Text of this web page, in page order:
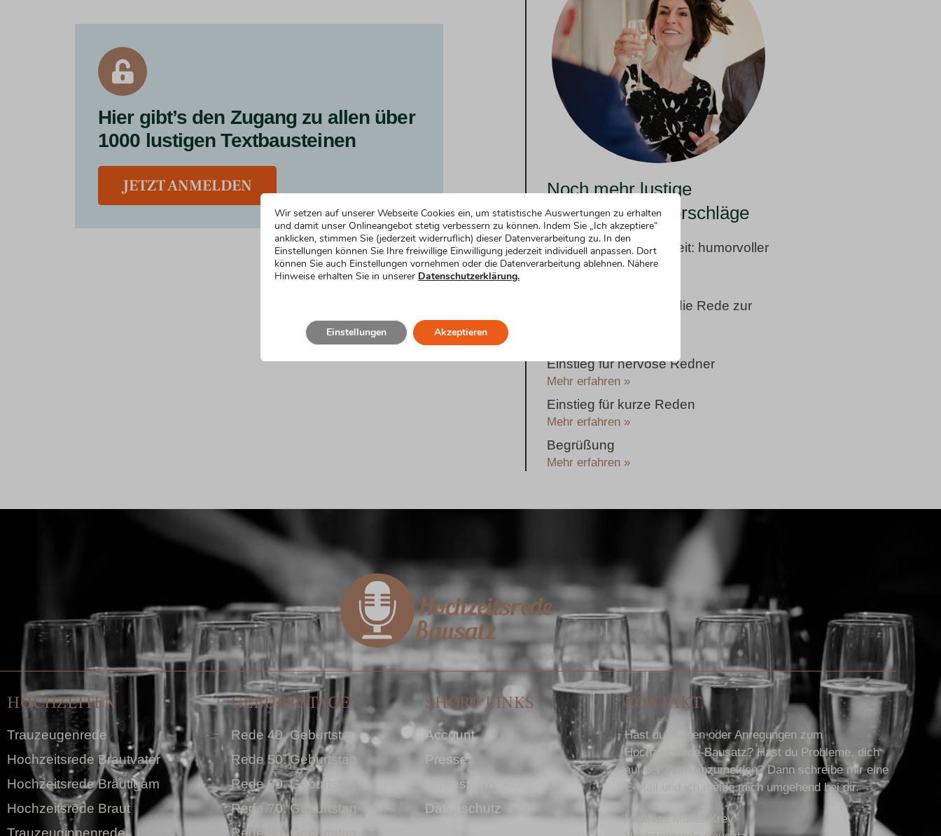
Hier gibt’s den Zugang zu allen über
1000 lustigen Textbausteinen
JETZT ANMELDEN
Noch mehr lustige
Formulierungsvorschläge
Rede zur Silberhochzeit: humorvoller
Einstieg
Festlicher Einstieg in die Rede zur
Einstieg für nervöse Redner
Mehr erfahren »
Einstieg für kurze Reden
Mehr erfahren »
Begrüßung
Mehr erfahren »
HOCHZEITEN
Trauzeugenrede
Hochzeitsrede Brautvater
Hochzeitsrede Bräutigam
Hochzeitsrede Braut
Trauzeuginnenrede
GEBURTSTAGE
Rede 40. Geburtstag
Rede 50. Geburtstag
Rede 60. Geburtstag
Rede 70. Geburtstag
Rede 80. Geburtstag
SHORT LINKS
Account
Presse
Impressum I AGB
Datenschutz
KONTAKT
Hast du Fragen oder Anregungen zum
Hochzeitsrede-Bausatz? Hast du Probleme, dich
auf der Seite anzumelden? Dann schreibe mir eine
E-Mail und ich melde mich umgehend bei dir.
Matthias Müller-Krey
Wir setzen auf unserer Webseite Cookies ein, um statistische Auswertungen zu erhalten
und damit unser Onlineangebot stetig verbessern zu können. Indem Sie „Ich akzeptiere“
anklicken, stimmen Sie (jederzeit widerruflich) dieser Datenverarbeitung zu. In den
Einstellungen können Sie Ihre freiwillige Einwilligung jederzeit individuell anpassen. Dort
können Sie auch Einstellungen vornehmen oder die Datenverarbeitung ablehnen. Nähere
Hinweise erhalten Sie in unserer Datenschutzerklärung.
Akzeptieren
Einstellungen